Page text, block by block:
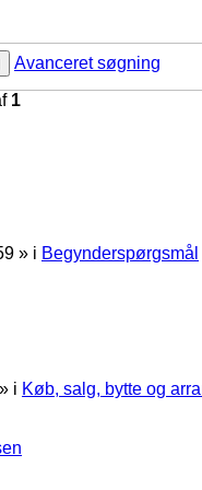
Avanceret søgning
1
» i Begynderspørgsmål
» i Køb, salg, bytte og